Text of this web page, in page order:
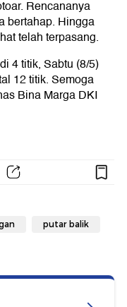
Rencananya
bertahap. Hingga
telah terpasang.
4 titik, Sabtu (8/5)
12 titik. Semoga
Bina Marga DKI
putar balik